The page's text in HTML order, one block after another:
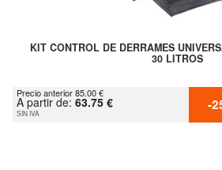
KIT CONTROL DE DERRAMES
30 LITROS
Precio anterior 85.00 €
A partir de: 63.75 €
SIN IVA -